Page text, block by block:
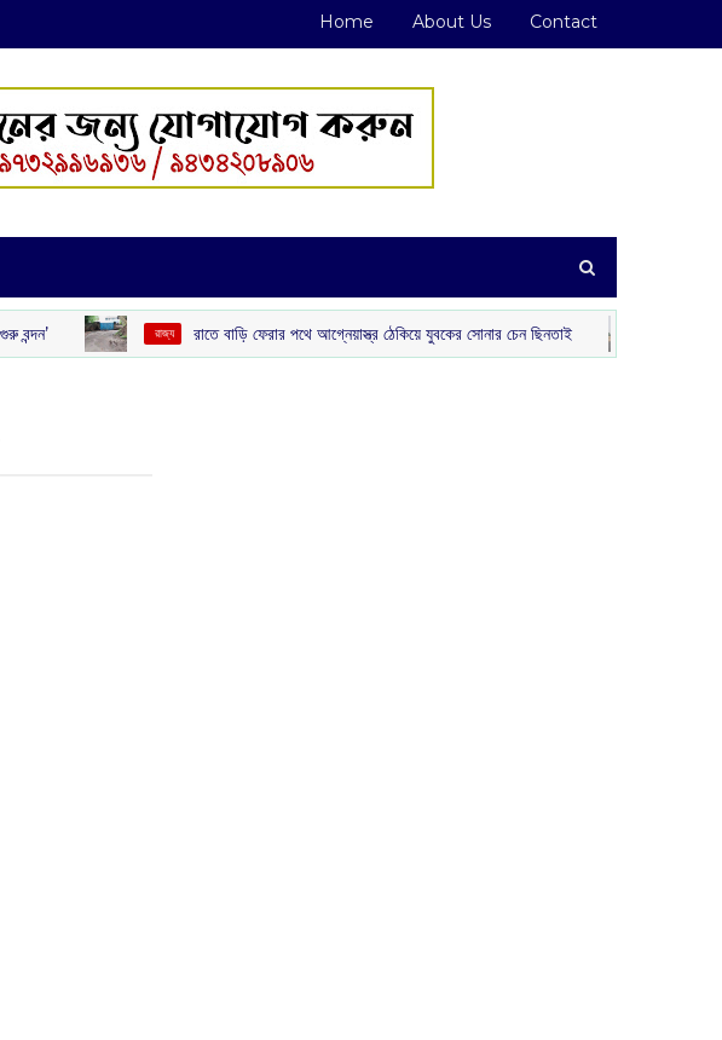
Home About Us Contact
‌ রাজ্য রাতে বাড়ি ফেরার পথে আগ্নেয়াস্ত্র ঠেকিয়ে যুবকের সোনার চেন ছিনতাই ‌ রাজ্য হাইওয়েতে নিষিদ্ধ